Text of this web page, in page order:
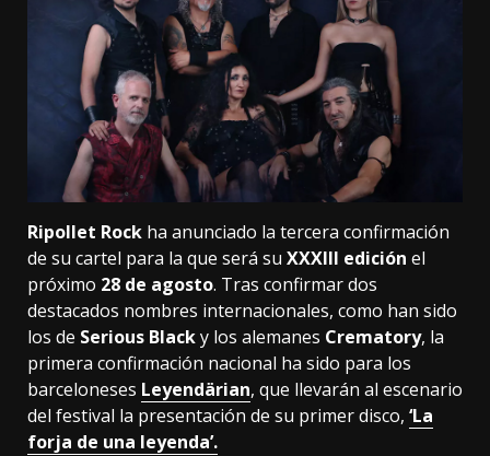
Ripollet Rock ha anunciado la tercera confirmación
de su cartel para la que será su XXXIII edición el
próximo 28 de agosto. Tras confirmar dos
destacados nombres internacionales, como han sido
los de Serious Blacky los alemanes Crematory, la
primera confirmación nacional ha sido para los
barceloneses Leyendärian, que llevarán al escenario
del festival la presentación de su primer disco, ‘La
forja de una leyenda’.